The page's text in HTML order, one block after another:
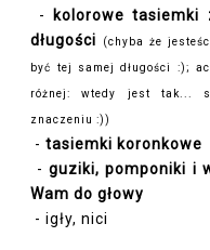
-
kolorowe tasiemki
długości
(chyba że
być tej samej długości :);
różnej: wtedy jest tak...
znaczeniu :))
- tasiemki koronkowe
-guziki, pomponiki i
Wam do głowy
- igły, nici